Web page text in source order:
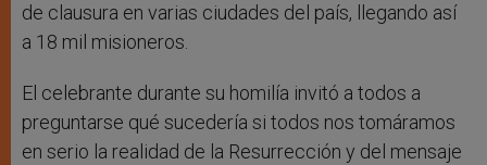
de clausura en varias ciudades del país, llegando así
a 18 mil misioneros.
El celebrante durante su homilía invitó a todos a
preguntarse qué sucedería si todos nos tomáramos
en serio la realidad de la Resurrección y del mensaje